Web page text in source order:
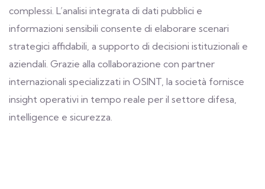
complessi. L’analisi integrata di dati pubblici e
informazioni sensibili consente di elaborare scenari
strategici affidabili, a supporto di decisioni istituzionali e
aziendali. Grazie alla collaborazione con partner
internazionali specializzati in OSINT, la società fornisce
insight operativi in tempo reale per il settore difesa,
intelligence e sicurezza.